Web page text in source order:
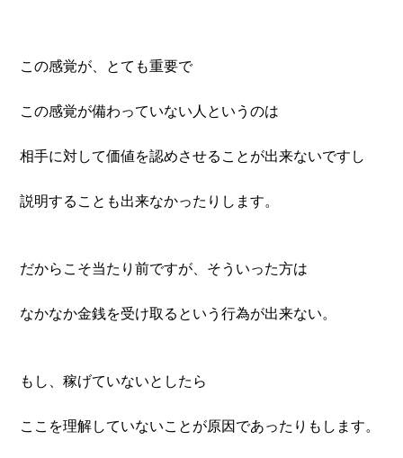
この感覚が、とても重要で
この感覚が備わっていない人というのは
相手に対して価値を認めさせることが出来ないですし
説明することも出来なかったりします。
だからこそ当たり前ですが、そういった方は
なかなか金銭を受け取るという行為が出来ない。
もし、稼げていないとしたら
ここを理解していないことが原因であったりもします。